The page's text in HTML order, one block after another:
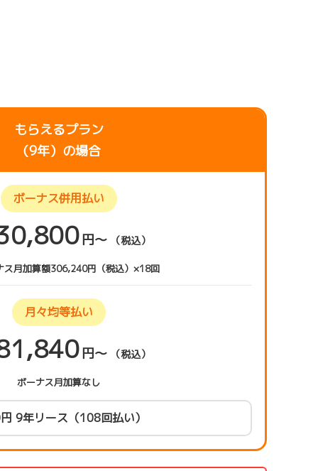
もらえるプラン
（9年）の場合
ボーナス併用払い
円〜 （税込）
ス月加算額306,240円（税込）×18回
月々均等払い
円〜 （税込）
ボーナス月加算なし
9年リース（108回払い）